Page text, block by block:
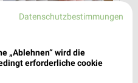
Datenschutzbestimmungen
„Ablehnen“ wird die
erforderliche cookie